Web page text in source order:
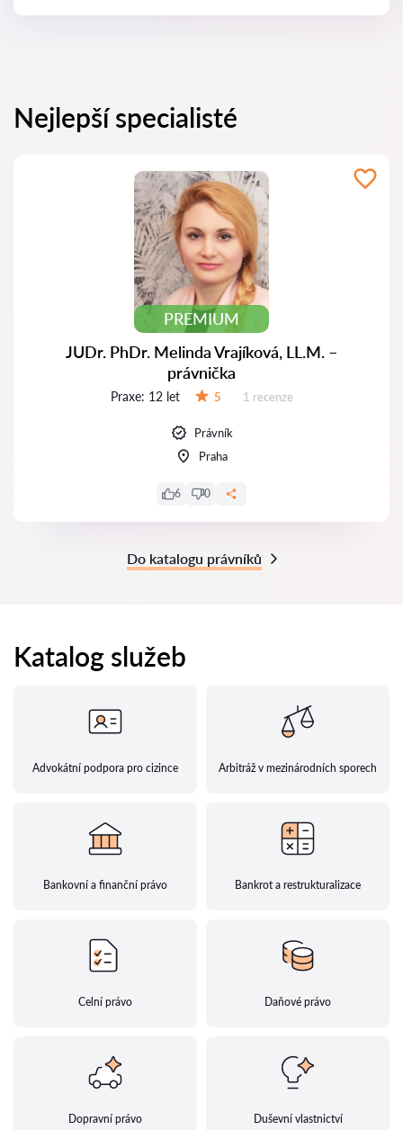
Nejlepší specialisté
PREMIUM
JUDr. PhDr. Melinda Vrajíková, LL.M. –
právnička
Praxe: 12 let 5 Recenzí:
1 recenze
Právník
Praha
6 0
Do katalogu právníků
Katalog služeb
Advokátní podpora pro cizince Arbitráž v mezinárodních sporech
Bankovní a finanční právo Bankrot a restrukturalizace
Celní právo Daňové právo
Dopravní právo Duševní vlastnictví